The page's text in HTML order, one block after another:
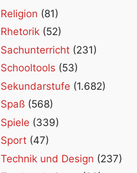
Religion (81)
Rhetorik (52)
Sachunterricht (231)
Schooltools (53)
Sekundarstufe (1.682)
Spaß (568)
Spiele (339)
Sport (47)
Technik und Design (237)